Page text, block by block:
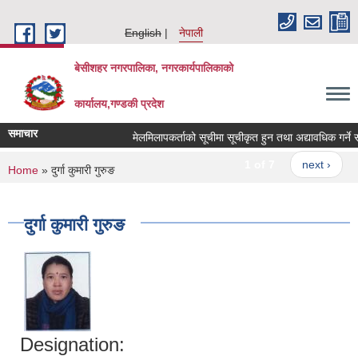
English
नेपाली
बेसीशहर नगरपालिका, नगरकार्यपालिकाको
कार्यालय,गण्डकी प्रदेश
समाचार मेलमिलापकर्ताको सूचीमा सूचीकृत हुन तथा अद्यावधिक गर्ने
next ›
You are here
Home » दुर्गा कुमारी गुरुङ
दुर्गा कुमारी गुरुङ
Designation: